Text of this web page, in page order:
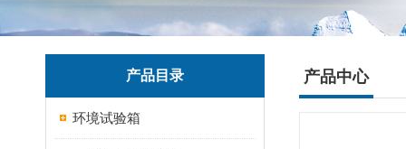
产品目录
环境试验箱
产品中心